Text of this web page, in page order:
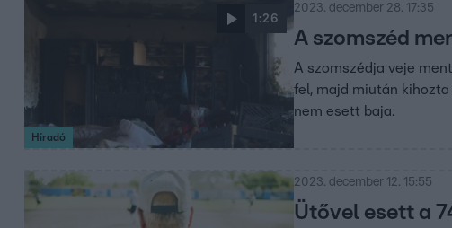
1:26
Híradó
2023. december 28. 17:35
A szomszéd
A szomszédja veje
fel, majd miután
nem esett baja.
2023. december 12. 15:55
Ütővel esett a